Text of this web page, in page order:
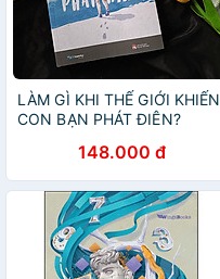
LÀM GÌ KHI THẾ GIỚI KHIẾN
CON BẠN PHÁT ĐIÊN?
148.000 đ